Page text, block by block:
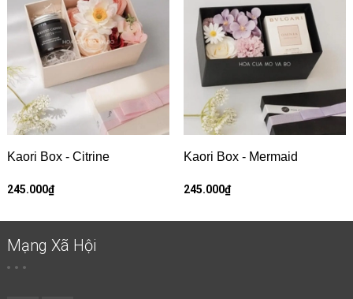
Kaori Box - Citrine
245.000₫
Kaori Box - Mermaid
245.000₫
Mạng Xã Hội